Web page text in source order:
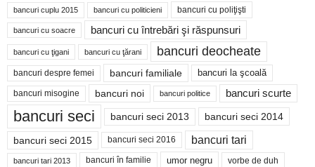
bancuri cuplu 2015 bancuri cu politicieni bancuri cu poliţişti
bancuri cu soacre bancuri cu întrebări şi răspunsuri
bancuri cu ţigani bancuri cu ţărani bancuri deocheate
bancuri despre femei bancuri familiale bancuri la şcoală
bancuri misogine bancuri noi bancuri politice bancuri scurte
bancuri seci bancuri seci 2013 bancuri seci 2014
bancuri seci 2015 bancuri seci 2016 bancuri tari
bancuri tari 2013 bancuri în familie umor negru vorbe de duh